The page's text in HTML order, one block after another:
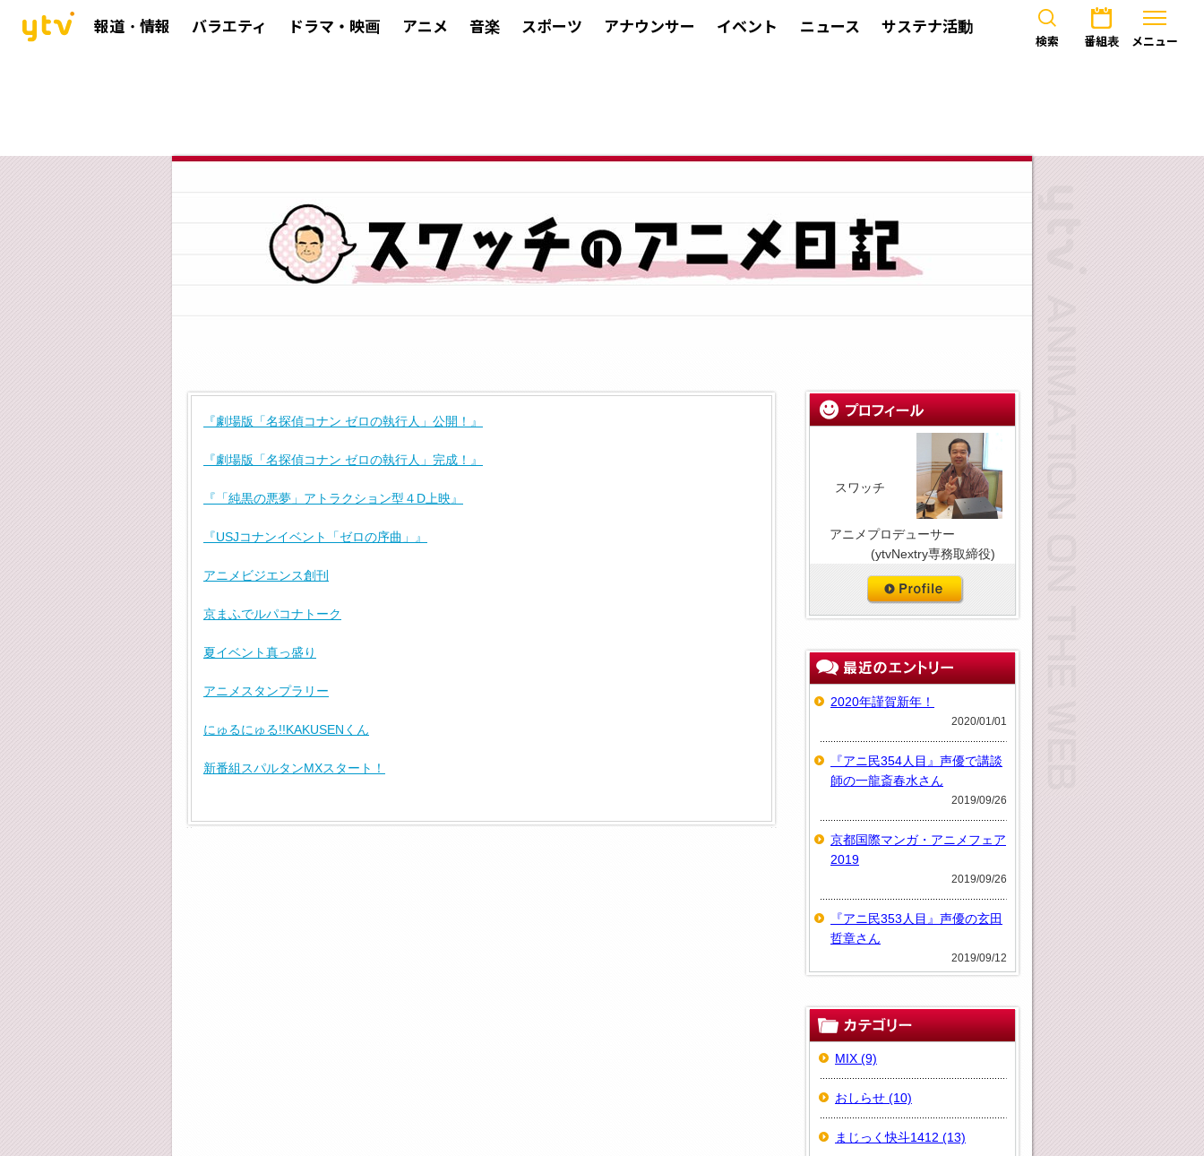
報道・情報 バラエティ ドラマ・映画 アニメ 音楽 スポーツ アナウンサー イベント ニュース サステナ活動
検索 番組表 メニュー
『劇場版「名探偵コナン ゼロの執行人」公開！』
『劇場版「名探偵コナン ゼロの執行人」完成！』
『「純黒の悪夢」アトラクション型４D上映』
『USJコナンイベント「ゼロの序曲」』
アニメビジエンス創刊
京まふでルパコナトーク
夏イベント真っ盛り
アニメスタンプラリー
にゅるにゅる!!KAKUSENくん
新番組スパルタンMXスタート！
スワッチ
アニメプロデューサー
(ytvNextry専務取締役)
2020年謹賀新年！
2020/01/01
『アニ民354人目』声優で講談
師の一龍斎春水さん
2019/09/26
京都国際マンガ・アニメフェア
2019
2019/09/26
『アニ民353人目』声優の玄田
哲章さん
2019/09/12
MIX (9)
おしらせ (10)
まじっく快斗1412 (13)